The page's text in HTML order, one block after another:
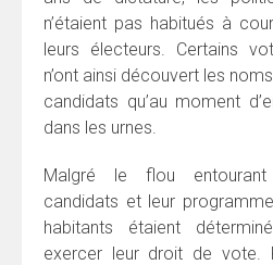
n’étaient pas habitués à
leurs électeurs. Certains
n’ont ainsi découvert les
candidats qu’au moment
dans les urnes.
Malgré le flou
candidats et leur
habitants étaient
exercer leur droit de vote.